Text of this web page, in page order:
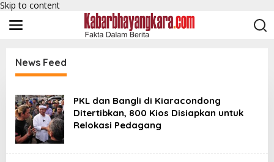
Skip to content
News Feed
a
b
a
r
B
PKL dan Bangli di Kiaracondong
Ditertibkan, 800 Kios Disiapkan untuk
Relokasi Pedagang